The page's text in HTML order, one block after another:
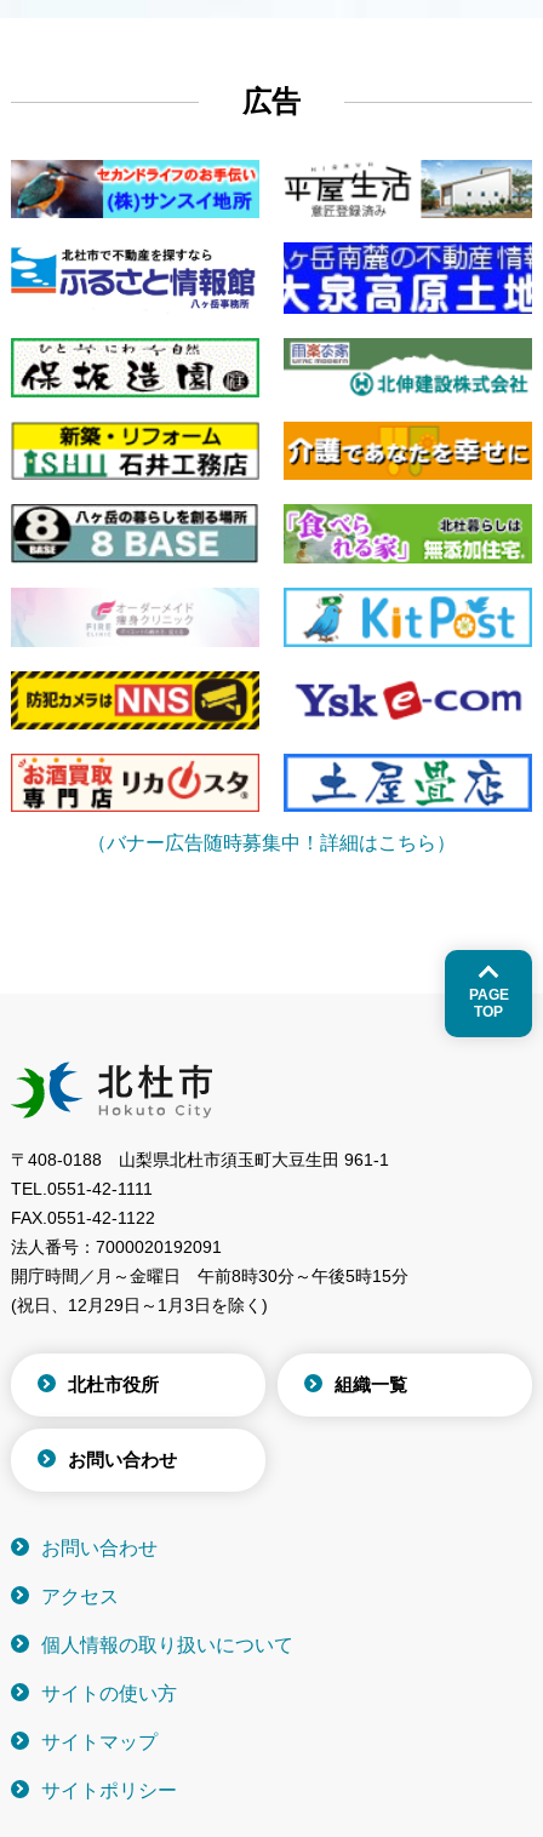
広告
（バナー広告随時募集中！詳細はこちら）
PAGE
TOP
〒408-0188 山梨県北杜市須玉町大豆生田 961-1
TEL. 0551-42-1111
FAX. 0551-42-1122
法人番号： 7000020192091
開庁時間／月～金曜日
午前8時30分～午後5時15分
(祝日、12月29日～1月3日を除く)
北杜市役所 組織一覧
お問い合わせ
お問い合わせ
アクセス
個人情報の取り扱いについて
サイトの使い方
サイトマップ
サイトポリシー